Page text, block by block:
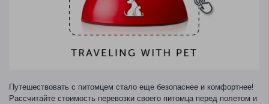
Путешествовать с питомцем стало еще безопаснее и комфортнее!
Рассчитайте стоимость перевозки своего питомца перед полетом и